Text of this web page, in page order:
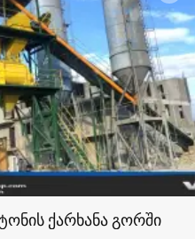
ქარხანა გორში